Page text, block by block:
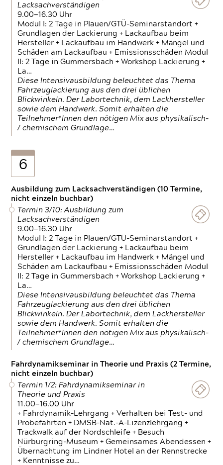
Lacksachverständigen
9.00—16.30 Uhr
Modul I: 2 Tage in Plauen/GTÜ-Seminarstandort +
Grundlagen der Lackierung + Lackaufbau beim
Hersteller + Lackaufbau im Handwerk + Mängel und
Schäden am Lackaufbau + Emissionsschäden Modul
II: 2 Tage in Gummersbach + Workshop Lackierung +
La…
Diese Intensivausbildung beleuchtet das Thema
Fahrzeuglackierung aus den drei üblichen
Blickwinkeln. Der Labortechnik, dem Lackhersteller
sowie dem Handwerk. Somit erhalten die
Teilnehmer*Innen den nötigen Mix aus physikalisch-
/ chemischem Grundlage…
6
Ausbildung zum Lacksachverständigen (10 Termine,
nicht einzeln buchbar)
Termin 3/10: Ausbildung zum
Lacksachverständigen
9.00—16.30 Uhr
Modul I: 2 Tage in Plauen/GTÜ-Seminarstandort +
Grundlagen der Lackierung + Lackaufbau beim
Hersteller + Lackaufbau im Handwerk + Mängel und
Schäden am Lackaufbau + Emissionsschäden Modul
II: 2 Tage in Gummersbach + Workshop Lackierung +
La…
Diese Intensivausbildung beleuchtet das Thema
Fahrzeuglackierung aus den drei üblichen
Blickwinkeln. Der Labortechnik, dem Lackhersteller
sowie dem Handwerk. Somit erhalten die
Teilnehmer*Innen den nötigen Mix aus physikalisch-
/ chemischem Grundlage…
Fahrdynamikseminar in Theorie und Praxis (2 Termine,
nicht einzeln buchbar)
Termin 1/2: Fahrdynamikseminar in
Theorie und Praxis
11.00—16.00 Uhr
+ Fahrdynamik-Lehrgang + Verhalten bei Test- und
Probefahrten + DMSB-Nat.-A-Lizenzlehrgang +
Trackwalk auf der Nordschleife + Besuch
Nürburgring-Museum + Gemeinsames Abendessen +
Übernachtung im Lindner Hotel an der Rennstrecke
+ Kenntnisse zu…